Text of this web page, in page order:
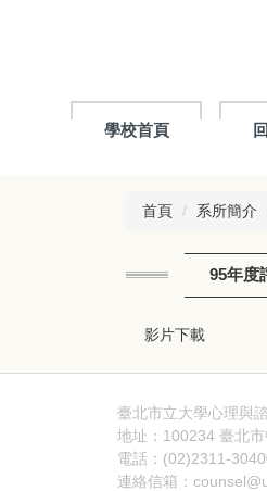
學校首頁
首頁 系所簡介
95年度
影片下載
臺北市立大學心理與
地址：100234 臺北
電話：(02)2311-
連絡信箱：